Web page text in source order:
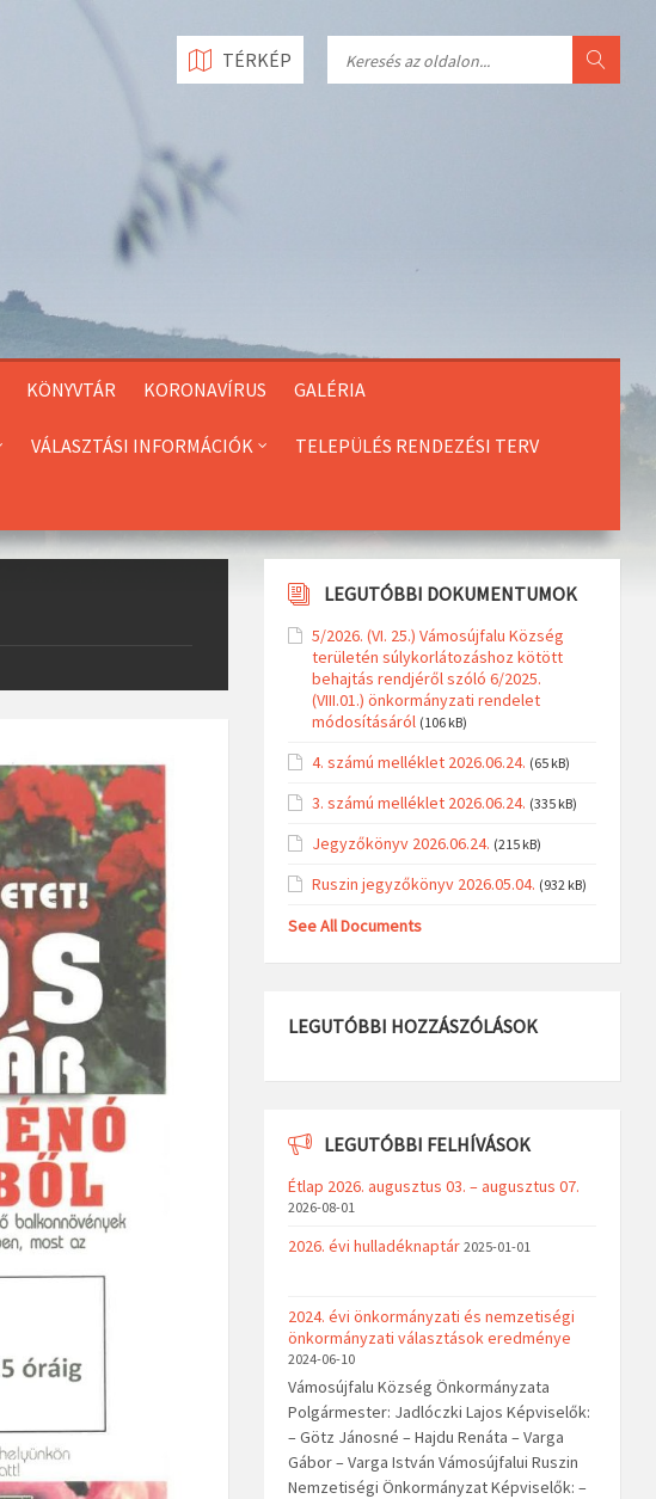
KÖNYVTÁR KORONAVÍRUS GALÉRIA
VÁLASZTÁSI INFORMÁCIÓK TELEPÜLÉS RENDEZÉSI TERV
TÉRKÉP
LEGUTÓBBI DOKUMENTUMOK
5/2026. (VI. 25.) Vámosújfalu Község
területén súlykorlátozáshoz kötött
behajtás rendjéről szóló 6/2025.
(VIII.01.) önkormányzati rendelet
módosításáról (106 kB)
4. számú melléklet 2026.06.24. (65 kB)
3. számú melléklet 2026.06.24. (335 kB)
Jegyzőkönyv 2026.06.24. (215 kB)
Ruszin jegyzőkönyv 2026.05.04. (932 kB)
See All Documents
LEGUTÓBBI HOZZÁSZÓLÁSOK
LEGUTÓBBI FELHÍVÁSOK
Étlap 2026. augusztus 03. – augusztus 07.
2026-08-01
2026. évi hulladéknaptár 2025-01-01
2024. évi önkormányzati és nemzetiségi
önkormányzati választások eredménye
2024-06-10
Vámosújfalu Község Önkormányzata
Polgármester: Jadlóczki Lajos Képviselők:
– Götz Jánosné – Hajdu Renáta – Varga
Gábor – Varga István Vámosújfalui Ruszin
Nemzetiségi Önkormányzat Képviselők: –